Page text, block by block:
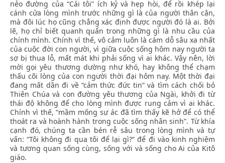
nẻo đường của “Cái tôi” ích kỷ và hẹp hòi, để rồi khép lại
cánh cửa lòng mình trước những gì là của người thân cận,
mà đôi lúc họ cũng chẳng xác định được người đó là ai. Bởi
lẽ, họ chỉ biết quanh quẩn trong những gì là nhu cầu của
chính mình. Chính vì thế, vô cảm luôn là cám dỗ sâu xa nhất
của cuộc đời con người, vì giữa cuộc sống hôm nay người ta
sợ bị thua lỗ, mất mát khi phải sống vì ai khác. Vậy nên, lời
mời gọi yêu thương dường như khó, hay không thể chạm
thấu cõi lòng của con người thời đại hôm nay. Một thời đại
đang mất dần đi về “cảm thức đức tin” và tìm cách chối bỏ
Thiên Chúa và con đường yêu thương của Ngài, khởi đi từ
thái độ không để cho lòng mình được rung cảm vì ai khác.
Chính vì thế, “mầm mống sự ác đã tìm thấy kẽ hở để có thể
thoát ra và hoành hành trong cuộc sống nhân sinh”. Từ khía
cạnh đó, chúng ta cần bén rễ sâu trong lòng mình và tự
vấn: “Tôi không đi qua tôi để lại gì?” để đi vào kinh nghiệm
và tương quan sống cùng, sống với và sống cho Ai của Kitô
giáo.